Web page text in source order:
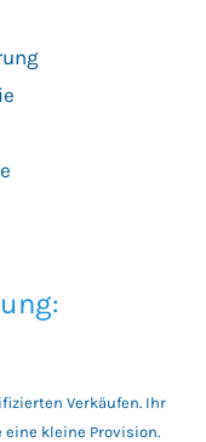
Verkäufen. Ihr
kleine Provision.